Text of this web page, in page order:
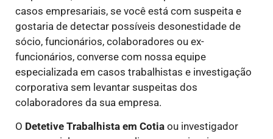
casos empresariais, se você está com suspeita e
gostaria de detectar possíveis desonestidade de
sócio, funcionários, colaboradores ou ex-
funcionários, converse com nossa equipe
especializada em casos trabalhistas e investigação
corporativa sem levantar suspeitas dos
colaboradores da sua empresa.
O Detetive Trabalhista em Cotia ou investigador